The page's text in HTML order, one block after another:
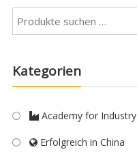
Kategorien
Academy for Industry
Erfolgreich in China